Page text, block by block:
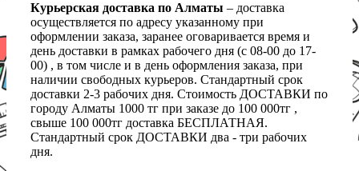
Курьерская доставка по Алматы – доставка
осуществляется по адресу указанному при
оформлении заказа, заранее оговаривается время и
день доставки в рамках рабочего дня (с 08-00 до 17-
00) , в том числе и в день оформления заказа, при
наличии свободных курьеров. Стандартный срок
доставки 2-3 рабочих дня. Стоимость ДОСТАВКИ по
городу Алматы 1000 тг при заказе до 100 000тг ,
свыше 100 000тг доставка БЕСПЛАТНАЯ.
Стандартный срок ДОСТАВКИ два - три рабочих
дня.